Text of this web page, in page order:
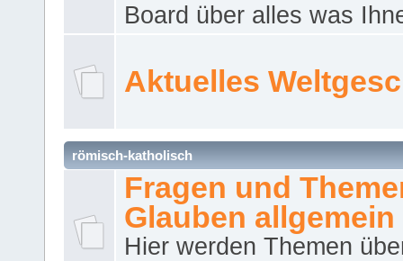
Board über alles was
Aktuelles
römisch-katholisch
Fragen und
Glauben allgemein
Hier werden Themen